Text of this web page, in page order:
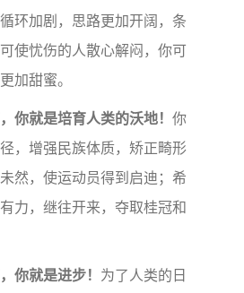
环加剧，思路更加开阔，条
使忧伤的人散心解闷，你可
加甜蜜。
你就是培育人类的沃地！ 你
，增强民族体质，矫正畸形
然，使运动员得到启迪；希
力，继往开来，夺取桂冠和
你就是进步！ 为了人类的日